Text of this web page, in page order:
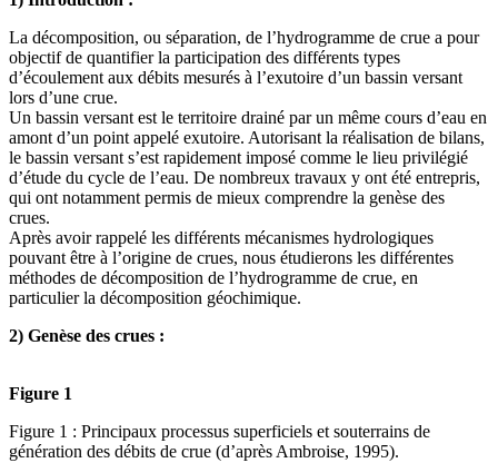
La décomposition, ou séparation, de l’hydrogramme de crue a pour
objectif de quantifier la participation des différents types
d’écoulement aux débits mesurés à l’exutoire d’un bassin versant
lors d’une crue.
Un bassin versant est le territoire drainé par un même cours d’eau en
amont d’un point appelé exutoire. Autorisant la réalisation de bilans,
le bassin versant s’est rapidement imposé comme le lieu privilégié
d’étude du cycle de l’eau. De nombreux travaux y ont été entrepris,
qui ont notamment permis de mieux comprendre la genèse des
crues.
Après avoir rappelé les différents mécanismes hydrologiques
pouvant être à l’origine de crues, nous étudierons les différentes
méthodes de décomposition de l’hydrogramme de crue, en
particulier la décomposition géochimique.
2) Genèse des crues :
Figure 1
Figure 1 : Principaux processus superficiels et souterrains de
génération des débits de crue (d’après Ambroise, 1995).